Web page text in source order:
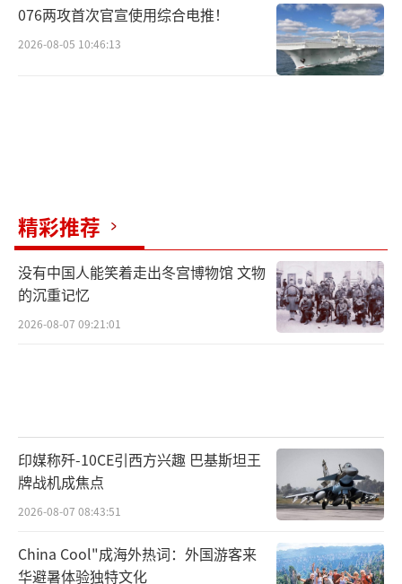
076两攻首次官宣使用综合电推！
2026-08-05 10:46:13
精彩推荐
没有中国人能笑着走出冬宫博物馆 文物
的沉重记忆
2026-08-07 09:21:01
印媒称歼-10CE引西方兴趣 巴基斯坦王
牌战机成焦点
2026-08-07 08:43:51
China Cool"成海外热词：外国游客来
华避暑体验独特文化